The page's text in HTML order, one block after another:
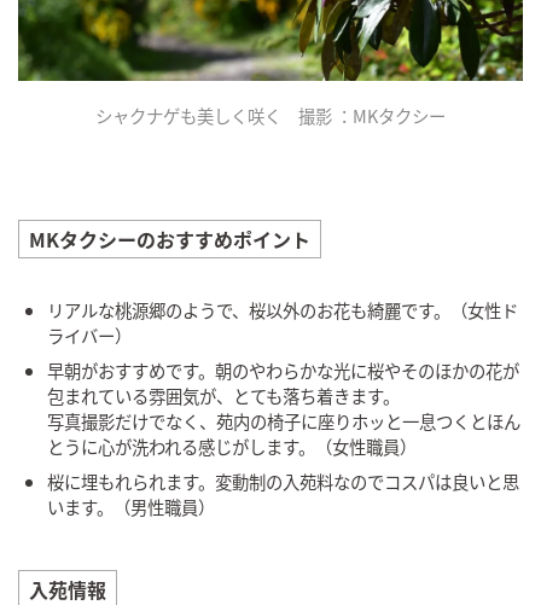
シャクナゲも美しく咲く 撮影 ：MKタクシー
MKタクシーのおすすめポイント
リアルな桃源郷のようで、桜以外のお花も綺麗です。（女性ド
ライバー）
早朝がおすすめです。朝のやわらかな光に桜やそのほかの花が
包まれている雰囲気が、とても落ち着きます。
写真撮影だけでなく、苑内の椅子に座りホッと一息つくとほん
とうに心が洗われる感じがします。（女性職員）
桜に埋もれられます。変動制の入苑料なのでコスパは良いと思
います。（男性職員）
入苑情報